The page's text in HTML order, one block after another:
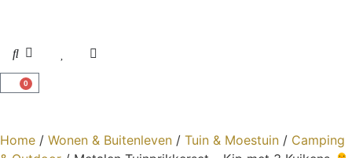
0
Home / Wonen & Buitenleven / Tuin & Moestuin / Camping